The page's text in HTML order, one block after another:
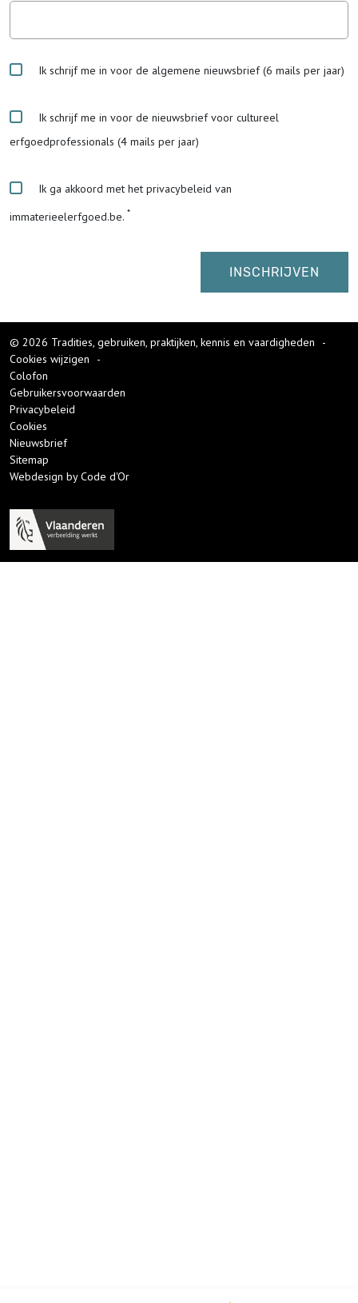
Ik schrijf me in voor de algemene nieuwsbrief (6 mails per jaar)
Ik schrijf me in voor de nieuwsbrief voor cultureel
erfgoedprofessionals (4 mails per jaar)
Ik ga akkoord met het privacybeleid van
immaterieelerfgoed.be.
© 2026 Tradities, gebruiken, praktijken, kennis en vaardigheden
-
Cookies wijzigen
-
Colofon
Gebruikersvoorwaarden
Privacybeleid
Cookies
Nieuwsbrief
Sitemap
Webdesign by Code d'Or